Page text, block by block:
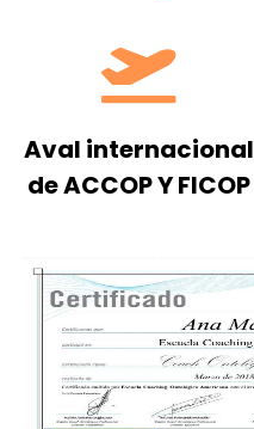
Aval internacional
de ACCOP Y FICOP